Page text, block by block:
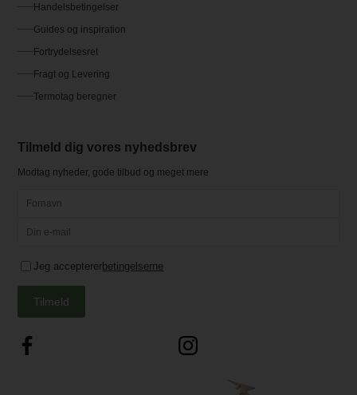
Handelsbetingelser
Guides og inspiration
Fortrydelsesret
Fragt og Levering
Termotag beregner
Tilmeld dig vores nyhedsbrev
Modtag nyheder, gode tilbud og meget mere
Jeg accepterer betingelserne
Tilmeld